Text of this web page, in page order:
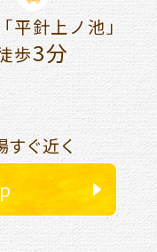
平針上ノ池」
歩3分
すぐ近く